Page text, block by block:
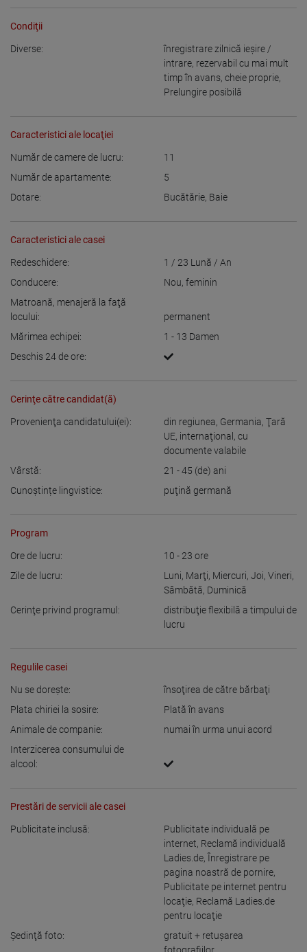
Condiţii
Diverse:
înregistrare zilnică ieşire /
intrare, rezervabil cu mai mult
timp în avans, cheie proprie,
Prelungire posibilă
Caracteristici ale locaţiei
Număr de camere de lucru:
11
Număr de apartamente:
5
Dotare:
Bucătărie, Baie
Caracteristici ale casei
Redeschidere: 1 / 23 Lună / An
Conducere:
Nou, feminin
Matroană, menajeră la faţă
locului:
permanent
Mărimea echipei:
1 - 13 Damen
Deschis 24 de ore:
Cerinţe către candidat(ă)
Provenienţa candidatului(ei): din regiunea, Germania, Ţară
UE, internaţional, cu
documente valabile
Vârstă:
21 - 45 (de) ani
Cunoștințe lingvistice:
puţină germană
Program
Ore de lucru: 10 - 23 ore
Zile de lucru:
Luni, Marţi, Miercuri, Joi, Vineri,
Sâmbătă, Duminică
Cerinţe privind programul:
distribuţie flexibilă a timpului de
lucru
Regulile casei
Nu se doreşte:
însoţirea de către bărbaţi
Plata chiriei la sosire:
Plată în avans
Animale de companie:
numai în urma unui acord
Interzicerea consumului de
alcool:
Prestări de servicii ale casei
Publicitate inclusă:
Publicitate individuală pe
internet, Reclamă individuală
Ladies.de, Înregistrare pe
pagina noastră de pornire,
Publicitate pe internet pentru
locaţie, Reclamă Ladies.de
pentru locaţie
Şedinţă foto:
gratuit + retuşarea